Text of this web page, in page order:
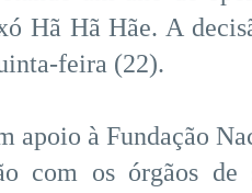
Hã Hã Hãe. A
feira (22).
apoio à Fundação
com os órgãos de